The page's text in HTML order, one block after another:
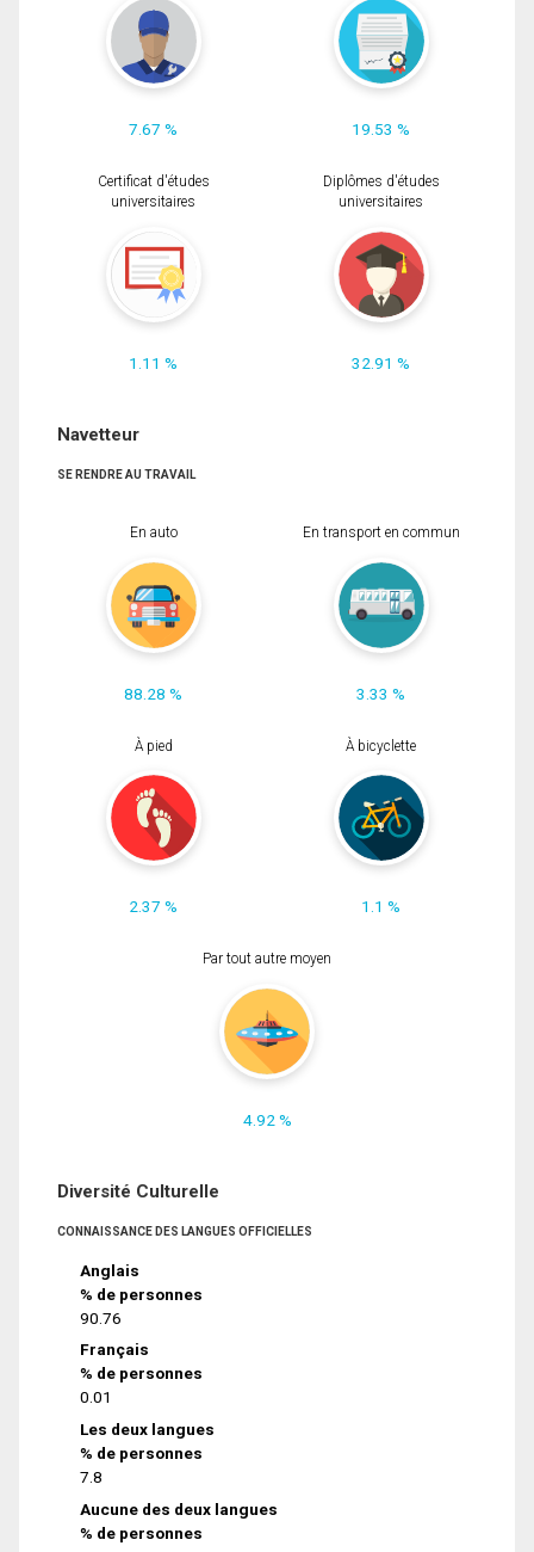
7.67 % 19.53 %
Certificat d'études
universitaires
1.11 %
Diplômes d'études
universitaires
32.91 %
Navetteur
SE RENDRE AU TRAVAIL
En auto
88.28 %
En transport en commun
3.33 %
À pied
2.37 %
À bicyclette
1.1 %
Par tout autre moyen
4.92 %
Diversité Culturelle
CONNAISSANCE DES LANGUES OFFICIELLES
Anglais
% de personnes
90.76
Français
% de personnes
0.01
Les deux langues
% de personnes
7.8
Aucune des deux langues
% de personnes